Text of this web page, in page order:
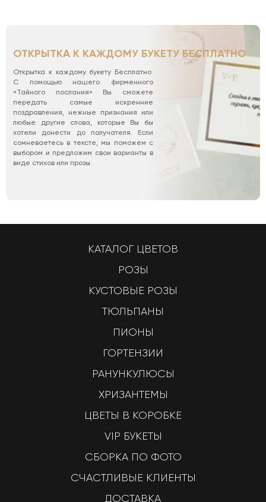
ОТКРЫТКА К КАЖДОМУ БУКЕТУ БЕСПЛАТНО
Открытка к каждому букету Бесплатно.
С помощью нашего фирменного
«Тайного послания» Вы сможете
передать самые искренние
поздравления, нежные признания или
любые другие слова, которые Вы бы
хотели донести до получателя. Если
сомневаетесь в тексте, мы поможем с
выбором и предложим свои варианты в
виде стихов или прозы.
КАТАЛОГ ЦВЕТОВ
РОЗЫ
КУСТОВЫЕ РОЗЫ
ТЮЛЬПАНЫ
ПИОНЫ
ГОРТЕНЗИИ
РАНУНКУЛЮСЫ
ХРИЗАНТЕМЫ
ЦВЕТЫ В КОРОБКЕ
VIP БУКЕТЫ
СБОРКА ПО ФОТО
СЧАСТЛИВЫЕ КЛИЕНТЫ
ДОСТАВКА